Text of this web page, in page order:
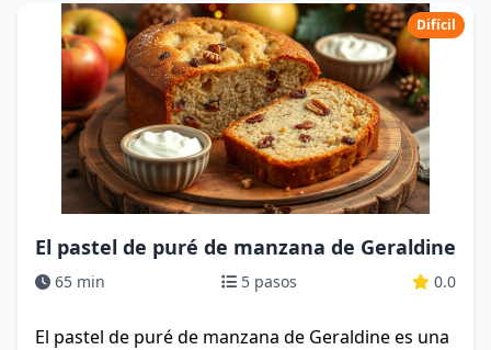
Difícil
El pastel de puré de manzana de Geraldine
65 min 5 pasos 0.0
El pastel de puré de manzana de Geraldine es una